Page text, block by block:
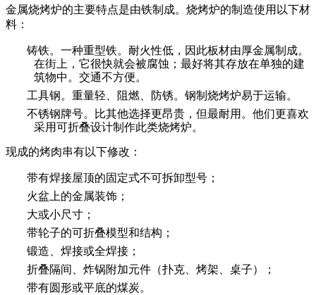
金属烧烤炉的主要特点是由铁制成。烧烤炉的制造使用以下材
料：
铸铁。一种重型铁。耐火性低，因此板材由厚金属制成。
在街上，它很快就会被腐蚀；最好将其存放在单独的建
筑物中。交通不方便。
工具钢。重量轻、阻燃、防锈。钢制烧烤炉易于运输。
不锈钢牌号。比其他选择更昂贵，但最耐用。他们更喜欢
采用可折叠设计制作此类烧烤炉。
现成的烤肉串有以下修改：
带有焊接屋顶的固定式不可拆卸型号；
火盆上的金属装饰；
大或小尺寸；
带轮子的可折叠模型和结构；
锻造、焊接或全焊接；
折叠隔间、炸锅附加元件（扑克、烤架、桌子）；
带有圆形或平底的煤炭。